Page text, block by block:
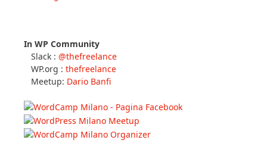
In WP Community
Slack : @thefreelance
WP.org : thefreelance
Meetup: Dario Banfi